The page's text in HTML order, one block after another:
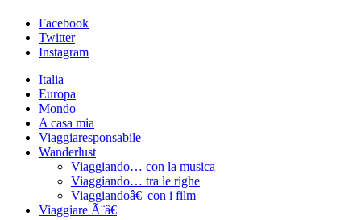
Facebook
Twitter
Instagram
Italia
Europa
Mondo
A casa mia
Viaggiaresponsabile
Wanderlust
Viaggiando… con la musica
Viaggiando… tra le righe
Viaggiandoâ€¦ con i film
Viaggiare Ã¨â€¦